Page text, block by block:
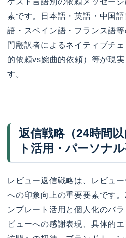
素です。日本語・英語・中国
語・スペイン語・フランス語
門翻訳者によるネイティブチ
的依頼vs婉曲的依頼）等が現
す。
返信戦略（24時間
ト活用・パーソナル
レビュー返信戦略は、レビュ
への印象向上の重要要素です
ンプレート活用と個人化のバ
ビューへの感謝表現、具体的